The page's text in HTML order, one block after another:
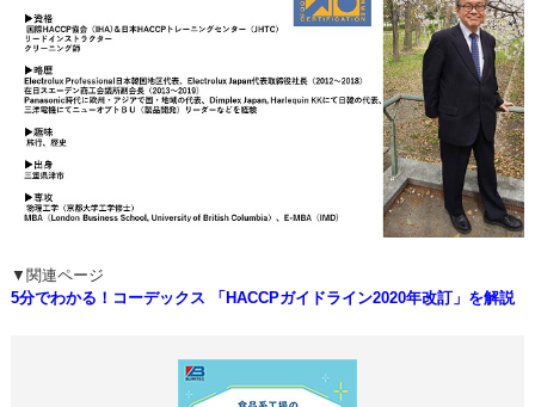
▼関連ページ
5分でわかる！コーデックス 「HACCPガイドライン2020年改訂」を解説